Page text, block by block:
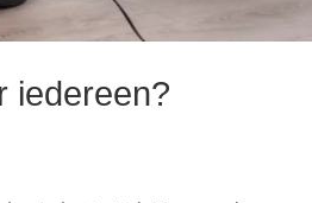
iedereen?